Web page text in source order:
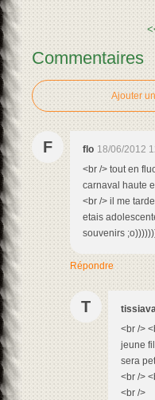
Commentaires
Ajouter
F flo 18/06/2012
<br /> tout en
carnaval haute
<br /> il me
etais
souvenirs
Répondre
T
<br />
jeune
sera
<br />
<br />